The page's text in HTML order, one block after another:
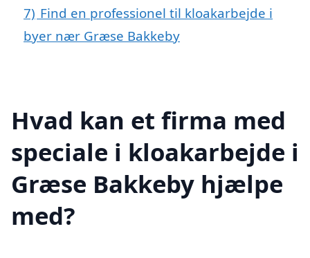
7) Find en professionel til kloakarbejde i
byer nær Græse Bakkeby
Hvad kan et firma med
speciale i kloakarbejde i
Græse Bakkeby hjælpe
med?